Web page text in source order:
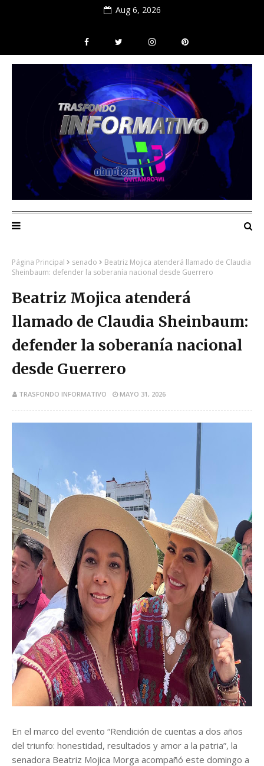
Aug 6, 2026
Página Principal senado
Beatriz Mojica atenderá llamado de Claudia
Sheinbaum: defender la soberanía nacional desde Guerrero
Beatriz Mojica atenderá
llamado de Claudia Sheinbaum:
defender la soberanía nacional
desde Guerrero
TRASFONDO INFORMATIVO MAYO 31, 2026
En el marco del evento “Rendición de cuentas a dos años
del triunfo: honestidad, resultados y amor a la patria”, la
senadora Beatriz Mojica Morga acompañó este domingo a